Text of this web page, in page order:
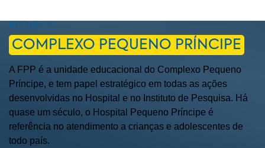
#SOUFPP
COMPLEXO PEQUENO PRÍNCIPE
A FPP é a unidade educacional do Complexo Pequeno
Príncipe, e tem papel estratégico em todas as ações
desenvolvidas no Hospital e no Instituto de Pesquisa. Há
quase um século, o Hospital Pequeno Príncipe é
referência no atendimento a crianças e adolescentes de
todo país.